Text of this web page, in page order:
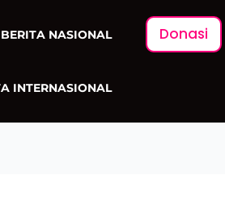
BERITA NASIONAL
INTERNASIONAL
Donasi